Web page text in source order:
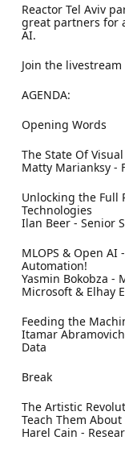
Reactor Tel Aviv
great partners for
AI.
Join the
AGENDA:
Opening Words
The State Of
Matty Marianksy -
Unlocking the Full
Technologies
Ilan Beer - Senior
MLOPS & Open AI
Automation!
Yasmin Bokobza -
Microsoft & Elhay
Feeding the
Itamar
Data
Break
The Artistic
Teach Them About
Harel Cain -